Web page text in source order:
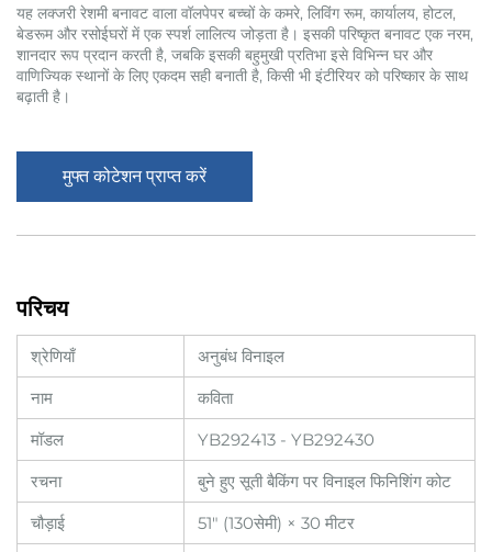
यह लक्जरी रेशमी बनावट वाला वॉलपेपर बच्चों के कमरे, लिविंग रूम, कार्यालय, होटल,
बेडरूम और रसोईघरों में एक स्पर्श लालित्य जोड़ता है। इसकी परिष्कृत बनावट एक नरम,
शानदार रूप प्रदान करती है, जबकि इसकी बहुमुखी प्रतिभा इसे विभिन्न घर और
वाणिज्यिक स्थानों के लिए एकदम सही बनाती है, किसी भी इंटीरियर को परिष्कार के साथ
बढ़ाती है।
मुफ्त कोटेशन प्राप्त करें
परिचय
श्रेणियाँ
अनुबंध विनाइल
नाम
कविता
मॉडल
YB292413 - YB292430
रचना
बुने हुए सूती बैकिंग पर विनाइल फिनिशिंग कोट
चौड़ाई
51" (130सेमी) × 30 मीटर